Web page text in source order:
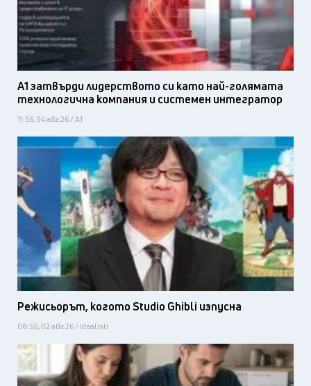
А1 затвърди лидерството си като най-голямата
технологична компания и системен интегратор
11:56, 04 авг 26 / А1
Режисьорът, когото Studio Ghibli изпусна
08:55, 02 авг 26 / Idealisti